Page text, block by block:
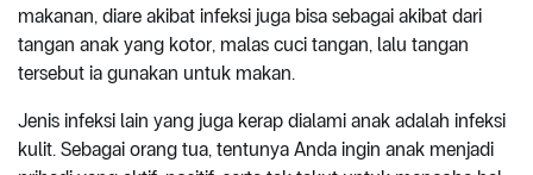
makanan, diare akibat infeksi juga bisa sebagai akibat dari
tangan anak yang kotor, malas cuci tangan, lalu tangan
tersebut ia gunakan untuk makan.
Jenis infeksi lain yang juga kerap dialami anak adalah infeksi
kulit. Sebagai orang tua, tentunya Anda ingin anak menjadi